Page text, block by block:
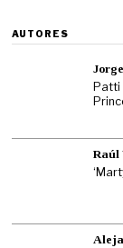
AUTORES
Patti
Raúl